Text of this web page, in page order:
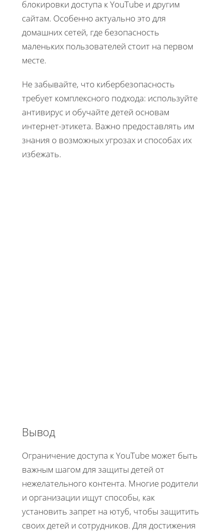
блокировки доступа к YouTube и другим
сайтам. Особенно актуально это для
домашних сетей, где безопасность
маленьких пользователей стоит на первом
месте.
Не забывайте, что кибербезопасность
требует комплексного подхода: используйте
антивирус и обучайте детей основам
интернет-этикета. Важно предоставлять им
знания о возможных угрозах и способах их
избежать.
Вывод
Ограничение доступа к YouTube может быть
важным шагом для защиты детей от
нежелательного контента. Многие родители
и организации ищут способы, как
установить запрет на ютуб, чтобы защитить
своих детей и сотрудников. Для достижения